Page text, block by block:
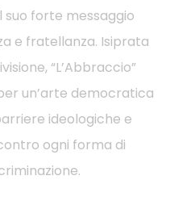
suo forte messaggio
e fratellanza. Isiprata
“L’Abbraccio”
un’arte democratica
ideologiche e
ogni forma di